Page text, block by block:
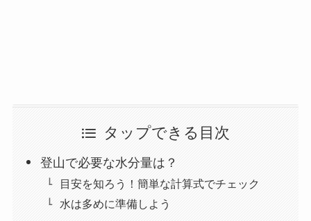
タップできる目次
登山で必要な水分量は？
目安を知ろう！簡単な計算式でチェック
水は多めに準備しよう